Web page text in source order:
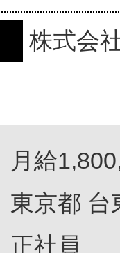
株式会
月給
東京都 台
正社員